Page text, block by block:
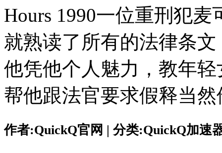
Hours 1990一位重刑犯
就熟读了所有的法律条
他凭他个人魅力，教年
帮他跟法官要求假释当
作者:QuickQ官网 | 分类:QuickQ加速